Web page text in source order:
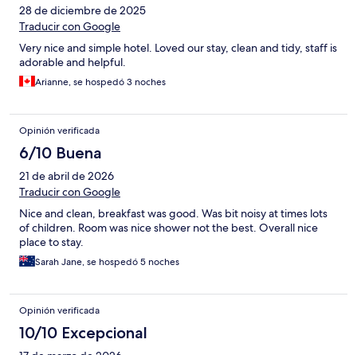
28 de diciembre de 2025
Traducir con Google
Very nice and simple hotel. Loved our stay, clean and tidy, staff is
adorable and helpful.
Arianne, se hospedó 3 noches
Opinión verificada
6/10 Buena
21 de abril de 2026
Traducir con Google
Nice and clean, breakfast was good. Was bit noisy at times lots
of children. Room was nice shower not the best. Overall nice
place to stay.
Sarah Jane, se hospedó 5 noches
Opinión verificada
10/10 Excepcional